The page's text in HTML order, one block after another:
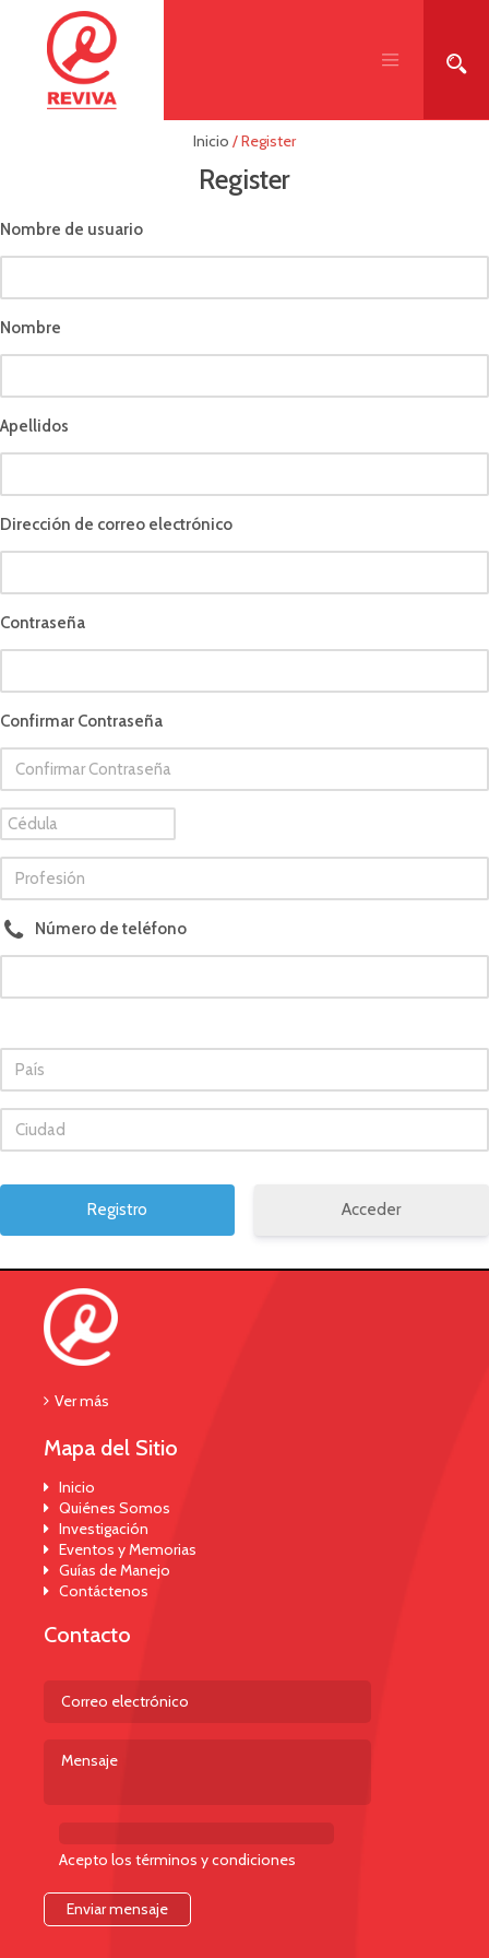
Inicio /Register
Register
Nombre de usuario
Nombre
Apellidos
Dirección de correo electrónico
Contraseña
Confirmar Contraseña
Número de teléfono
Acceder
Ver más
Mapa del Sitio
Inicio
Quiénes Somos
Investigación
Eventos y Memorias
Guías de Manejo
Contáctenos
Contacto
Acepto los términos y condiciones